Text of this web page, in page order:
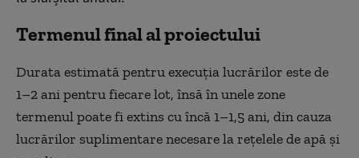
Termenul final al proiectului
Durata estimată pentru execuția lucrărilor este de
1–2 ani pentru fiecare lot, însă în unele zone
termenul poate fi extins cu încă 1–1,5 ani, din cauza
lucrărilor suplimentare necesare la rețelele de apă și